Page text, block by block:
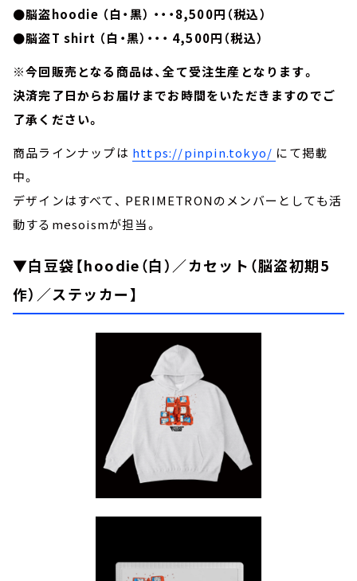
●脳盗hoodie （白・黒） ・・・8,500円（税込）
●脳盗T shirt （白・黒）・・・ 4,500円（税込）
※今回販売となる商品は、全て受注生産となります。
決済完了日からお届けまでお時間をいただきますのでご
了承ください。
商品ラインナップは https://pinpin.tokyo/ にて掲載
中。
デザインはすべて、 PERIMETRONのメンバーとしても活
動するmesoismが担当。
▼白豆袋【hoodie（白）／カセット（脳盗初期5
作）／ステッカー】